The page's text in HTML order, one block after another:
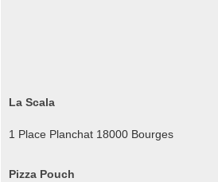
La Scala
1 Place Planchat 18000 Bourges
Pizza Pouch